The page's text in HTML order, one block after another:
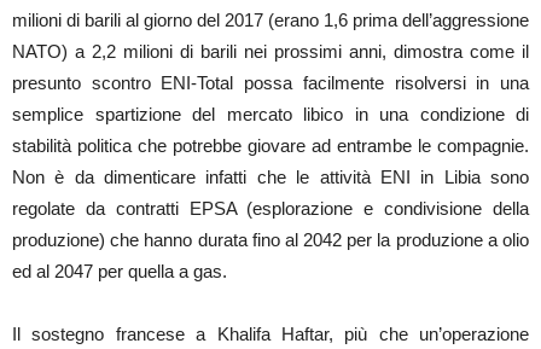
milioni di barili al giorno del 2017 (erano 1,6 prima dell’aggressione
NATO) a 2,2 milioni di barili nei prossimi anni, dimostra come il
presunto scontro ENI-Total possa facilmente risolversi in una
semplice spartizione del mercato libico in una condizione di
stabilità politica che potrebbe giovare ad entrambe le compagnie.
Non è da dimenticare infatti che le attività ENI in Libia sono
regolate da contratti EPSA (esplorazione e condivisione della
produzione) che hanno durata fino al 2042 per la produzione a olio
ed al 2047 per quella a gas.
Il sostegno francese a Khalifa Haftar, più che un’operazione